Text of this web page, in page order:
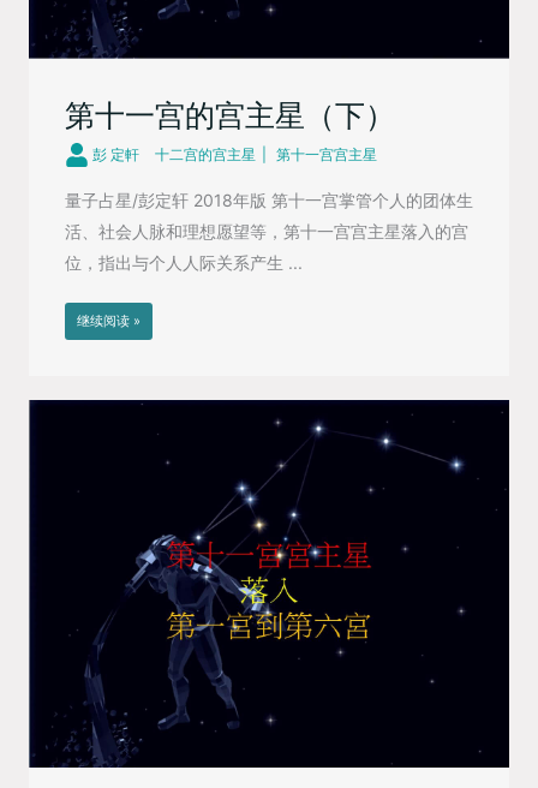
第十一宫的宫主星（下）
彭 定軒 十二宫的宫主星 第十一宫宫主星
量子占星/彭定轩 2018年版 第十一宫掌管个人的团体生
活、社会人脉和理想愿望等，第十一宫宫主星落入的宫
位，指出与个人人际关系产生 ...
继续阅读 »